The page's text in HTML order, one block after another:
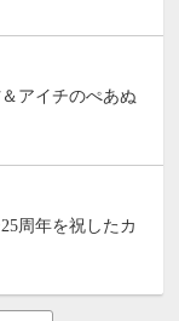
アイチのぺあぬ
周年を祝したカ